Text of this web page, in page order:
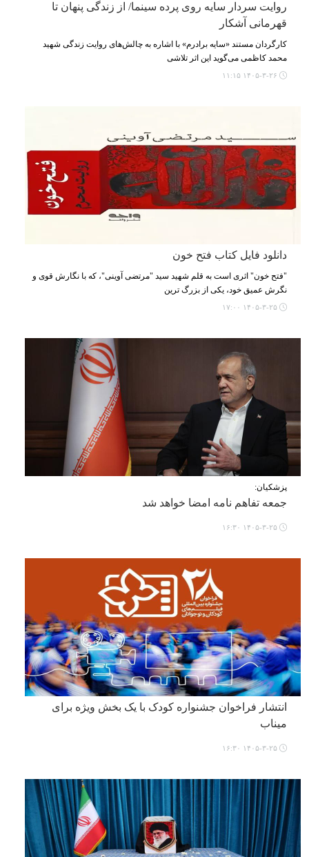
روایت سردار سایه روی پرده سینما/ از زندگی پنهان تا
قهرمانی آشکار
کارگردان مستند «سایه برادرم» با اشاره به چالش‌های روایت زندگی شهید
محمد کاظمی می‌گوید این اثر تلاشی
دانلود فایل کتاب فتح خون
"فتح خون" اثری است به قلم شهید سید "مرتضی آوینی"، که با نگارش قوی و
نگرش عمیق خود، یکی از بزرگ ترین
پزشکیان:
جمعه تفاهم نامه امضا خواهد شد
انتشار فراخوان جشنواره کودک با یک بخش ویژه برای
میناب